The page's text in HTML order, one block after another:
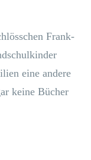
Frank­
eine ande­re
kei­ne Bücher